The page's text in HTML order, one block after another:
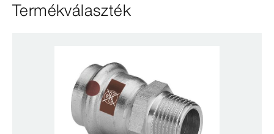
Termékválaszték